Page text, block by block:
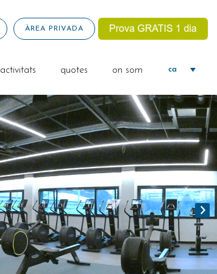
ÀREA PRIVADA
activitats quotes on som ca